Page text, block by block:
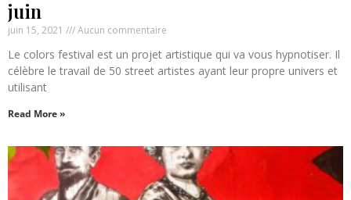
juin
juin 15, 2021 Aucun commentaire
Le colors festival est un projet artistique qui va vous hypnotiser. Il
célèbre le travail de 50 street artistes ayant leur propre univers et
utilisant
Read More »